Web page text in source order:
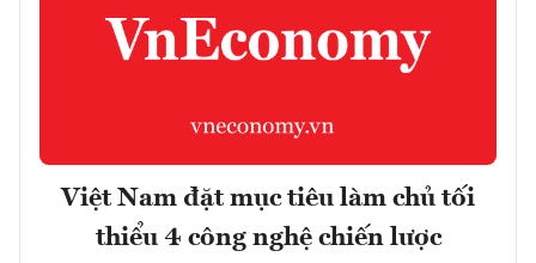
Việt Nam đặt mục tiêu làm chủ tối
thiểu 4 công nghệ chiến lược